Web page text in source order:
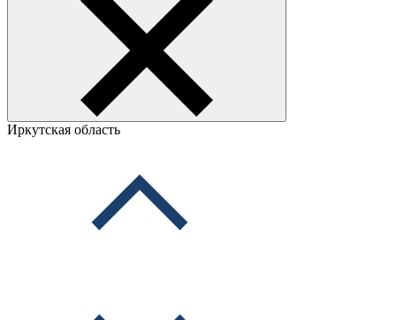
Иркутская область